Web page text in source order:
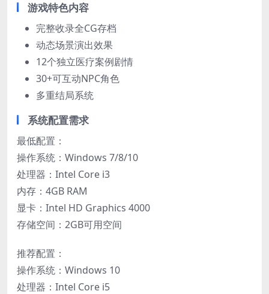
游戏特色内容
完整收录全CG存档
动态场景演出效果
12个独立医疗案例剧情
30+可互动NPC角色
多重结局系统
系统配置需求
最低配置：
操作系统：Windows 7/8/10
处理器：Intel Core i3
内存：4GB RAM
显卡：Intel HD Graphics 4000
存储空间：2GB可用空间
推荐配置：
操作系统：Windows 10
处理器：Intel Core i5